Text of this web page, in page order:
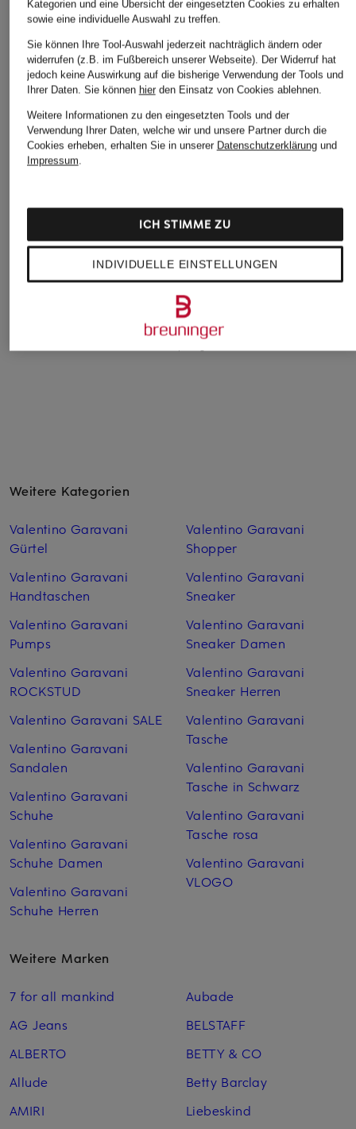
VALENTINO
Pantoletten
ROCKSTUD mit
Nieten
CASADEI
Sandalen VALENTINA
mit Schmucksteinen
299 €
Bestpreis:269,10 €
Weitere Kategorien
Valentino Garavani
Gürtel
Valentino Garavani
Handtaschen
Valentino Garavani
Pumps
Valentino Garavani
ROCKSTUD
Valentino Garavani SALE
Valentino Garavani
Sandalen
Valentino Garavani
Schuhe
Valentino Garavani
Schuhe Damen
Valentino Garavani
Schuhe Herren
Valentino Garavani
Shopper
Valentino Garavani
Sneaker
Valentino Garavani
Sneaker Damen
Valentino Garavani
Sneaker Herren
Valentino Garavani
Tasche
Valentino Garavani
Tasche in Schwarz
Valentino Garavani
Tasche rosa
Valentino Garavani
VLOGO
Weitere Marken
7 for all mankind
AG Jeans
ALBERTO
Allude
AMIRI
Aubade
BELSTAFF
BETTY & CO
Betty Barclay
Liebeskind
Kategorien und eine Übersicht der eingesetzten Cookies zu erhalten
sowie eine individuelle Auswahl zu treffen.
Sie können Ihre Tool-Auswahl jederzeit nachträglich ändern oder
widerrufen (z.B. im Fußbereich unserer Webseite). Der Widerruf hat
jedoch keine Auswirkung auf die bisherige Verwendung der Tools und
Ihrer Daten. Sie können hierden Einsatz von Cookies ablehnen.
Weitere Informationen zu den eingesetzten Tools und der
Verwendung Ihrer Daten, welche wir und unsere Partner durch die
Cookies erheben, erhalten Sie in unserer Datenschutzerklärungund
Impressum.
INDIVIDUELLE EINSTELLUNGEN
ICH STIMME ZU